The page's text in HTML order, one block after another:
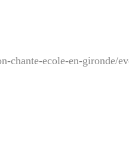
chante-ecole-en-gironde/